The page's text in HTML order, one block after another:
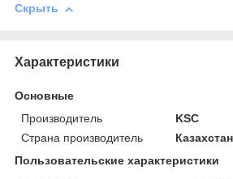
Скрыть
Характеристики
Основные
Производитель
KSC
Страна производитель
Казахстан
Пользовательские характеристики